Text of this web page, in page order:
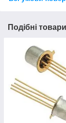
Подібні